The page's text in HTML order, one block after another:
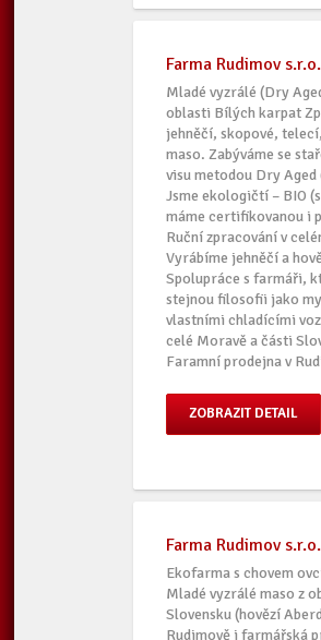
Farma Rudimov
Mladé vyzrálé (Dry
oblasti Bílých karpat
jehněčí, skopové,
maso. Zabýváme se
visu metodou Dry Aged
Jsme ekologičtí – BIO
máme certifikovanou i
Ruční zpracování v
Vyrábíme jehněčí a
Spolupráce s farmáři,
stejnou filosofii jako
vlastními chladícími
celé Moravě a části
Faramní prodejna v
ZOBRAZIT DETAIL
Farma Rudimov
Ekofarma s chovem
Mladé vyzrálé maso z
Slovensku (hovězí
Rudimově i farmářská